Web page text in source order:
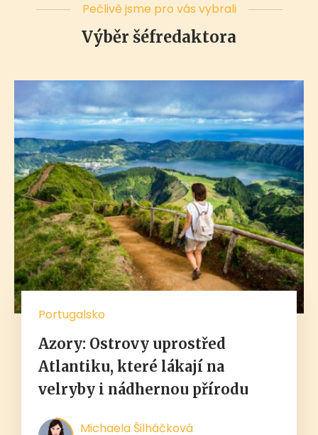
Pečlivě jsme pro vás vybrali
Výběr šéfredaktora
Portugalsko
Azory: Ostrovy uprostřed
Atlantiku, které lákají na
velryby i nádhernou přírodu
Michaela Šilháčková